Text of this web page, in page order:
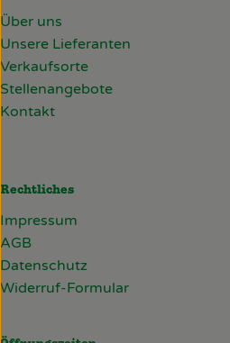
Über uns
Unsere Lieferanten
Verkaufsorte
Stellenangebote
Kontakt
Rechtliches
Impressum
AGB
Datenschutz
Widerruf-Formular